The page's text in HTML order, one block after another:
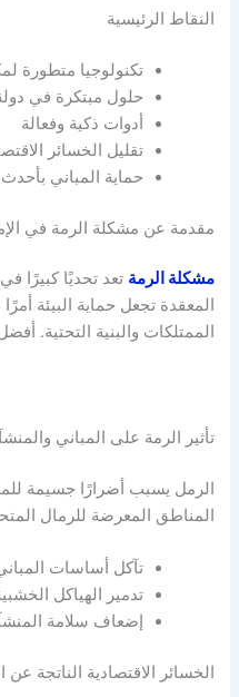
النقاط الرئيسية
تكنولوجيا متطورة
حلول مبتكرة في
أدوات ذكية وفعالة
تقليل الخسائر
حماية المباني بأحدث
مقدمة عن مشكلة الرمة في
مشكلة الرمة تعد تحديًا كبيرًا
المعقدة تجعل حماية البيئة
الممتلكات والبنية التحتية. أفضل 5 أدوات
تأثير الرمة على المباني
الرمل يسبب أضرارًا جسيمة
المناطق المعرضة للرمال
تآكل أساسات المباني أفضل 5
تدمير الهياكل
إضعاف سلامة
الخسائر الاقتصادية الناتجة عن